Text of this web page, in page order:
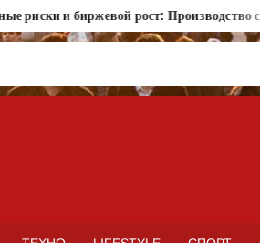
и биржевой рост: Производство